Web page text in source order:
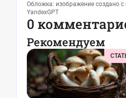
Обложка: изображение создано
YandexGPT
0
Рекомендуем